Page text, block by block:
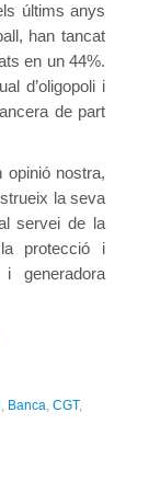
de riscos
RDL 8/2020 de
8/2020 de
últims anys
han tancat
en un 44%.
d’oligopoli i
de part
opinió nostra,
la seva
servei de la
protecció i
generadora
, Banca, CGT,